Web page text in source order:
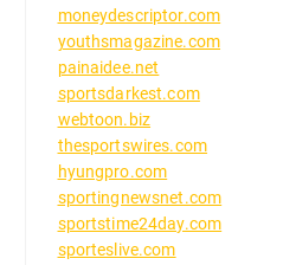
moneydescriptor.com
youthsmagazine.com
painaidee.net
sportsdarkest.com
webtoon.biz
thesportswires.com
hyungpro.com
sportingnewsnet.com
sportstime24day.com
sporteslive.com